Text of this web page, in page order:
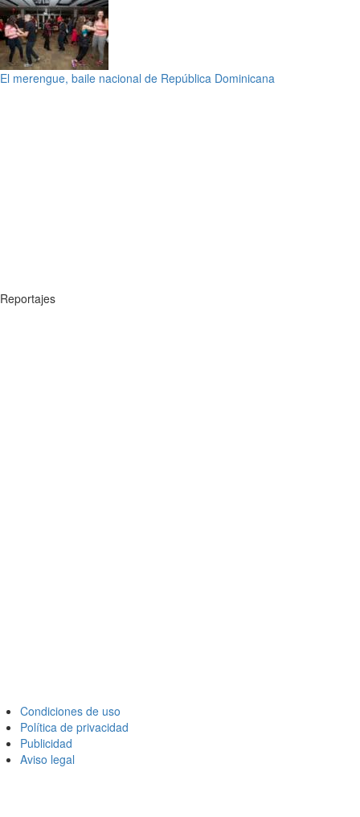
El merengue, baile nacional de República Dominicana
Reportajes
Condiciones de uso
Política de privacidad
Publicidad
Aviso legal